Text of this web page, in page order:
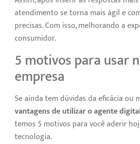
atendimento se torna mais ágil e
precisas. Com isso, melhorando a
consumidor.
5 motivos para usar
empresa
Se ainda tem dúvidas da eficácia ou
vantagens de utilizar o agente digital
temos 5 motivos para você aderir
tecnologia.